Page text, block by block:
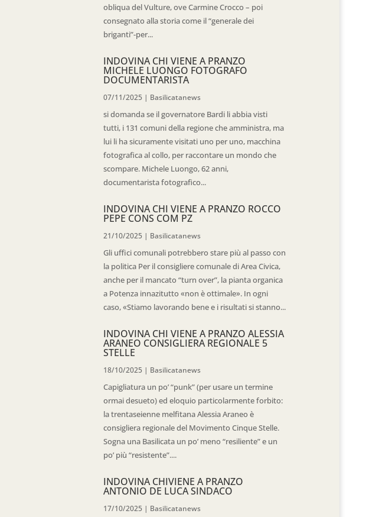
obliqua del Vulture, ove Carmine Crocco – poi
consegnato alla storia come il “generale dei
briganti”-per...
INDOVINA CHI VIENE A PRANZO
MICHELE LUONGO FOTOGRAFO
DOCUMENTARISTA
07/11/2025 | Basilicatanews
si domanda se il governatore Bardi li abbia visti
tutti, i 131 comuni della regione che amministra, ma
lui li ha sicuramente visitati uno per uno, macchina
fotografica al collo, per raccontare un mondo che
scompare. Michele Luongo, 62 anni,
documentarista fotografico...
INDOVINA CHI VIENE A PRANZO ROCCO
PEPE CONS COM PZ
21/10/2025 | Basilicatanews
Gli uffici comunali potrebbero stare più al passo con
la politica Per il consigliere comunale di Area Civica,
anche per il mancato “turn over”, la pianta organica
a Potenza innazitutto «non è ottimale». In ogni
caso, «Stiamo lavorando bene e i risultati si stanno...
INDOVINA CHI VIENE A PRANZO ALESSIA
ARANEO CONSIGLIERA REGIONALE 5
STELLE
18/10/2025 | Basilicatanews
Capigliatura un po’ “punk” (per usare un termine
ormai desueto) ed eloquio particolarmente forbito:
la trentaseienne melfitana Alessia Araneo è
consigliera regionale del Movimento Cinque Stelle.
Sogna una Basilicata un po’ meno “resiliente” e un
po’ più “resistente”....
INDOVINA CHIVIENE A PRANZO
ANTONIO DE LUCA SINDACO
17/10/2025 | Basilicatanews